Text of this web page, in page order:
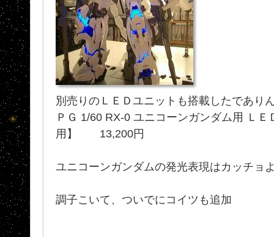
別売りのＬＥＤユニットも搭載したであり
ＰＧ 1/60 RX-0 ユニコーンガンダム用 Ｌ
用】 13,200円
ユニコーンガンダムの発光表現はカッチョ
調子こいて、ついでにコイツも追加